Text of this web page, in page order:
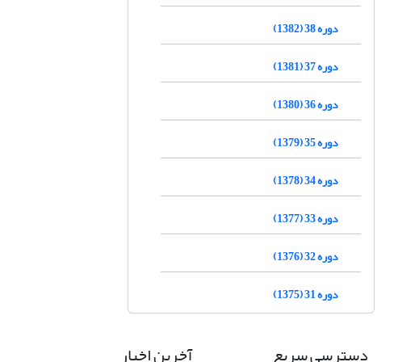
دوره 38 (1382)
دوره 37 (1381)
دوره 36 (1380)
دوره 35 (1379)
دوره 34 (1378)
دوره 33 (1377)
دوره 32 (1376)
دوره 31 (1375)
دسترسی سریع آخرین اخبار